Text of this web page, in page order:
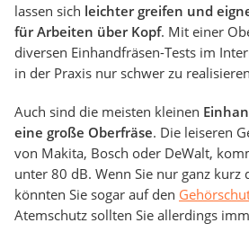
lassen sich leichter greifen und
für Arbeiten über Kopf. Mit einer
diversen Einhandfräsen-Tests im
in der Praxis nur schwer zu
Auch sind die meisten kleinen
eine große Oberfräse. Die leiseren
von Makita, Bosch oder DeWalt,
unter 80 dB. Wenn Sie nur ganz kurz
könnten Sie sogar auf den
Atemschutz sollten Sie allerdings